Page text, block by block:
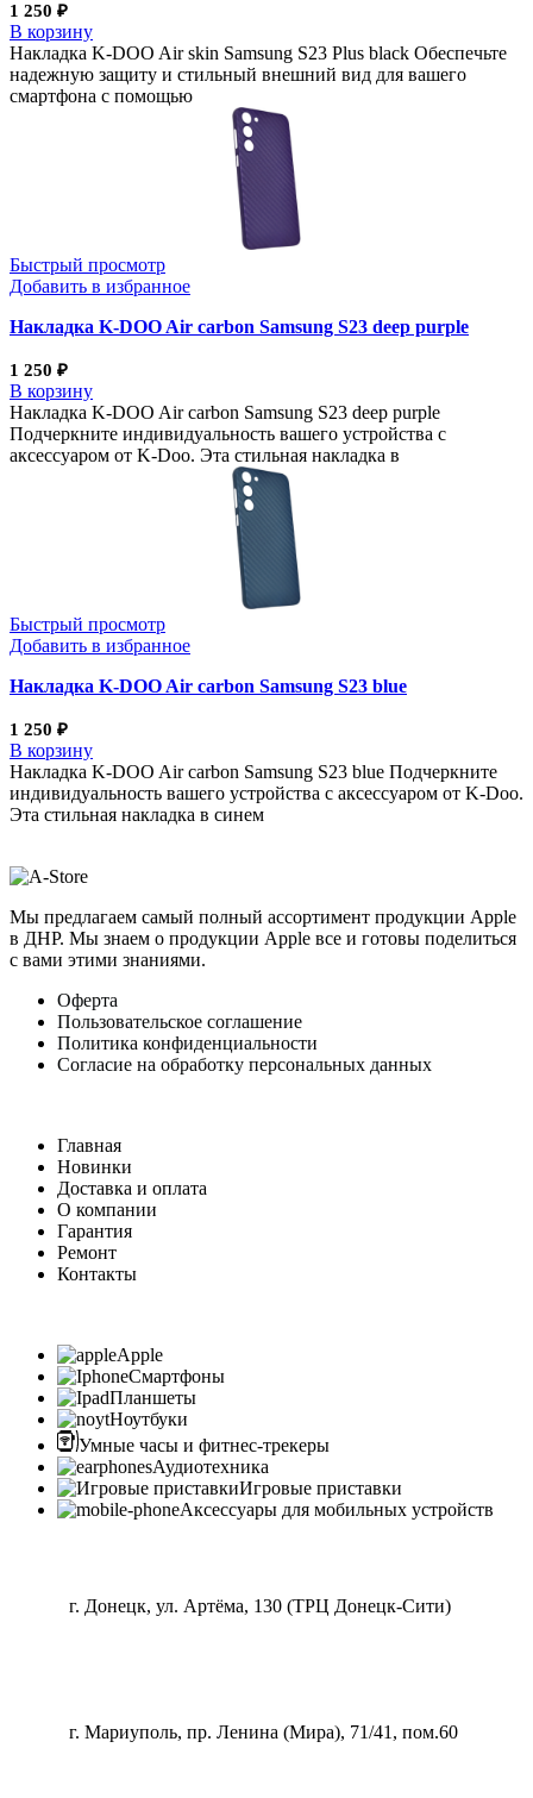
1 250 ₽
В корзину
Накладка K-DOO Air skin Samsung S23 Plus black Обеспечьте
надежную защиту и стильный внешний вид для вашего
смартфона с помощью
Быстрый просмотр
Добавить в избранное
Накладка K-DOO Air carbon Samsung S23 deep purple
1 250 ₽
В корзину
Накладка K-DOO Air carbon Samsung S23 deep purple
Подчеркните индивидуальность вашего устройства с
аксессуаром от K-Doo. Эта стильная накладка в
Быстрый просмотр
Добавить в избранное
Накладка K-DOO Air carbon Samsung S23 blue
1 250 ₽
В корзину
Накладка K-DOO Air carbon Samsung S23 blue Подчеркните
индивидуальность вашего устройства с аксессуаром от K-Doo.
Эта стильная накладка в синем
Мы предлагаем самый полный ассортимент продукции Apple
в ДНР. Мы знаем о продукции Apple все и готовы поделиться
с вами этими знаниями.
Оферта
Пользовательское соглашение
Политика конфиденциальности
Согласие на обработку персональных данных
Главная
Новинки
Доставка и оплата
О компании
Гарантия
Ремонт
Контакты
Apple
Смартфоны
Планшеты
Ноутбуки
Умные часы и фитнес-трекеры
Аудиотехника
Игровые приставки
Аксессуары для мобильных устройств
г. Донецк, ул. Артёма, 130 (ТРЦ Донецк-Сити)
г. Мариуполь, пр. Ленина (Мира), 71/41, пом.60